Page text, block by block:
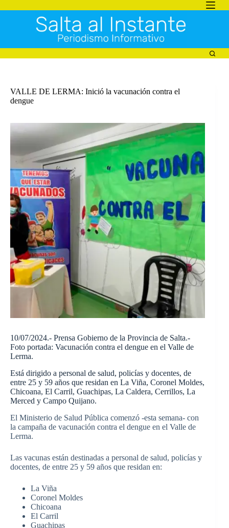
al
VALLE DE LERMA: Inició la vacunación contra el
dengue
10/07/2024.- Prensa Gobierno de la Provincia de Salta.-
Foto portada: Vacunación contra el dengue en el Valle de
Lerma.
Está dirigido a personal de salud, policías y docentes, de
entre 25 y 59 años que residan en La Viña, Coronel Moldes,
Chicoana, El Carril, Guachipas, La Caldera, Cerrillos, La
Merced y Campo Quijano.
El Ministerio de Salud Pública comenzó -esta semana- con
la campaña de vacunación contra el dengue en el Valle de
Lerma.
Las vacunas están destinadas a personal de salud, policías y
docentes, de entre 25 y 59 años que residan en:
La Viña
Coronel Moldes
Chicoana
El Carril
Guachipas